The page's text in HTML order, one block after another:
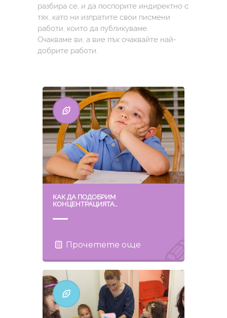
разбира се, и да поспорите индиректно с
тях, като ни изпратите свои писмени
работи, които да публикуваме.
Очакваме ви, а вие пък очаквайте най-
добрите работи.
КАК ДА ПОДОБРИМ
КОНЦЕНТРАЦИЯТА…
Прочетете още